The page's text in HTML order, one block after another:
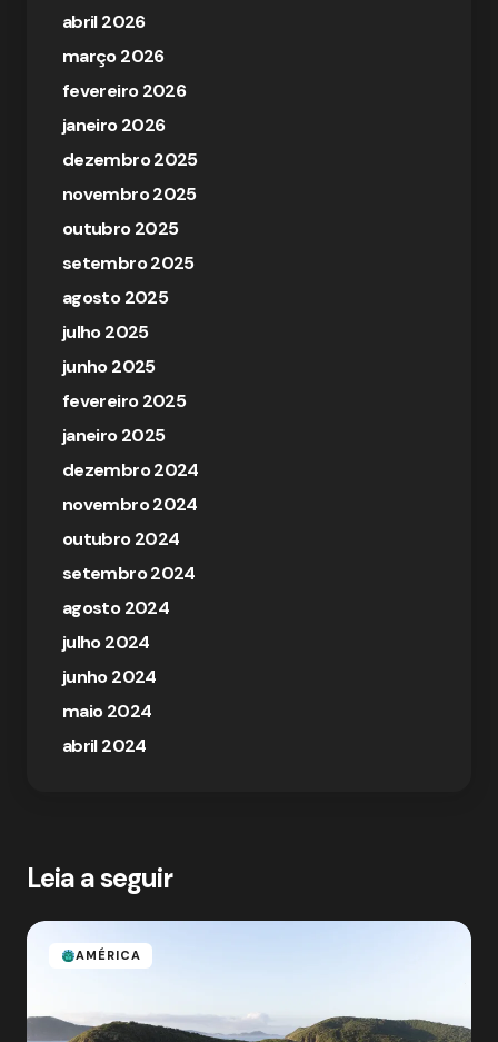
abril 2026
março 2026
fevereiro 2026
janeiro 2026
dezembro 2025
novembro 2025
outubro 2025
setembro 2025
agosto 2025
julho 2025
junho 2025
fevereiro 2025
janeiro 2025
dezembro 2024
novembro 2024
outubro 2024
setembro 2024
agosto 2024
julho 2024
junho 2024
maio 2024
abril 2024
Leia a seguir
AMÉRICA